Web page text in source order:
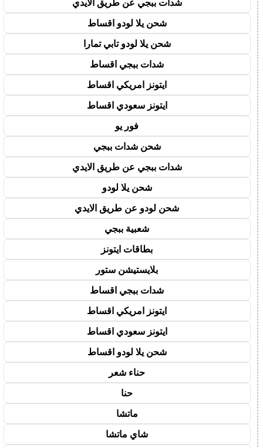
شدات ببجي عن طريق الايدي
شحن يلا لودو اقساط
شحن يلا لودو تابي تمارا
شدات ببجي اقساط
ايتونز امريكي اقساط
ايتونز سعودي اقساط
فور يو
شحن شدات ببجي
شدات ببجي عن طريق الايدي
شحن يلا لودو
شحن لودو عن طريق الايدي
شعبية ببجي
بطاقات ايتونز
بلايستيشن ستور
شدات ببجي اقساط
ايتونز امريكي اقساط
ايتونز سعودي اقساط
شحن يلا لودو اقساط
حناء شعر
حنا
ماتشا
شاي ماتشا